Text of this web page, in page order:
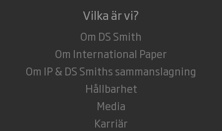
Vilka är vi?
Om DS Smith
Om International Paper
Om IP & DS Smiths sammanslagning
Hållbarhet
Media
Karriär